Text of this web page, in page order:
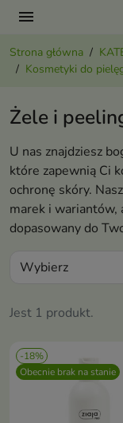
menu
Strona główna
Kosmetyki do
Żele i
U nas znajdziesz
które zapewnią Ci
ochronę skóry.
marek i wariantów,
dopasowany do
Jest 1 produkt.
Wybierz
-18%
Obecnie brak na stanie